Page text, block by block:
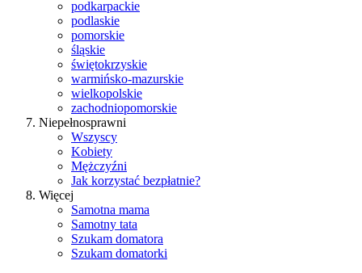
podkarpackie
podlaskie
pomorskie
śląskie
świętokrzyskie
warmińsko-mazurskie
wielkopolskie
zachodniopomorskie
Niepełnosprawni
Wszyscy
Kobiety
Mężczyźni
Jak korzystać bezpłatnie?
Więcej
Samotna mama
Samotny tata
Szukam domatora
Szukam domatorki